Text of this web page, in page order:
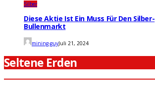
Silber
Diese Aktie Ist Ein Muss Für Den Silber-
Bullenmarkt
mining-guyJuli 21, 2024
Seltene Erden